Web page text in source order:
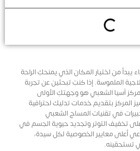
من اختيار المكان الذي يمنحكِ الراحة
الملموسة. إذا كنتِ تبحثين عن تجربة
آسيا الشعبي هو وجهتكِ الأولى
المركز بتقديم خدمات تدليك احترافية
في تقنيات المساج الشعبي
تخفيف التوتر وتجديد حيوية الجسم في
أعلى معايير الخصوصية لكل سيدة،
تستحقينه.